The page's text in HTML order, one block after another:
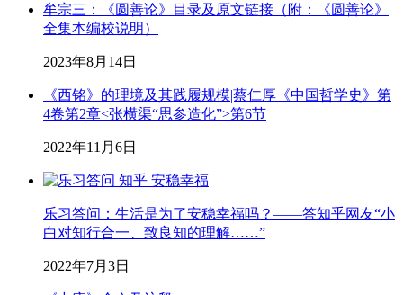
牟宗三：《圆善论》目录及原文链接（附：《圆善论》
全集本编校说明）
2023年8月14日
《西铭》的理境及其践履规模|蔡仁厚《中国哲学史》第
4卷第2章<张横渠“思参造化”>第6节
2022年11月6日
乐习答问：生活是为了安稳幸福吗？——答知乎网友“小
白对知行合一、致良知的理解……”
2022年7月3日